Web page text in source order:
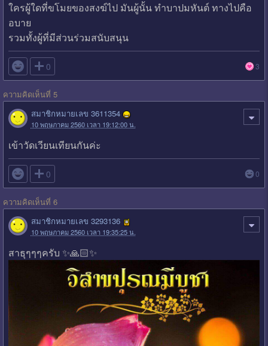
ใครผู้ใดที่ขโมยของสงฆ์ไป มันผู้นั้น ทำบาปมหันต์ ทางไปคือ
อบาย
รวมทั้งผู้ที่มีส่วนร่วมสนับสนุน
 0 3
ความคิดเห็นที่ 5
สมาชิกหมายเลข 3611354
10 พฤษภาคม 2560 เวลา 19:12:00 น.
เข้าวัดเวียนเทียนกันค่ะ
 0 0
ความคิดเห็นที่ 6
สมาชิกหมายเลข 3293136
10 พฤษภาคม 2560 เวลา 19:35:25 น.
สาธุๆๆๆครับ ✨🙏🏻✨